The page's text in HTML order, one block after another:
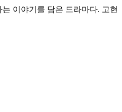
이야기를 담은 드라마다. 고현